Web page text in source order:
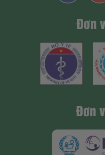
Đơn
Đơn